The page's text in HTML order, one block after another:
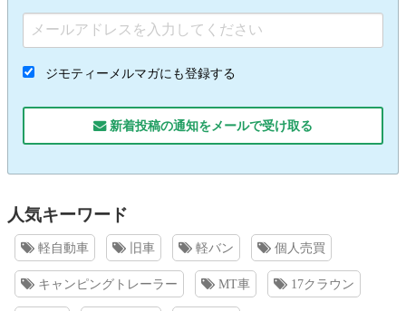
ジモティーメルマガにも登録する
新着投稿の通知をメールで受け取る
人気キーワード
軽自動車 旧車 軽バン 個人売買
キャンピングトレーラー MT車 17クラウン